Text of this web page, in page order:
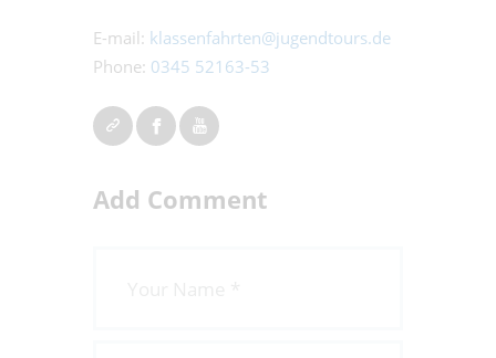
Beiträge
E-mail: klassenfahrten@jugendtours.de
Phone: 0345 52163-53
Add Comment